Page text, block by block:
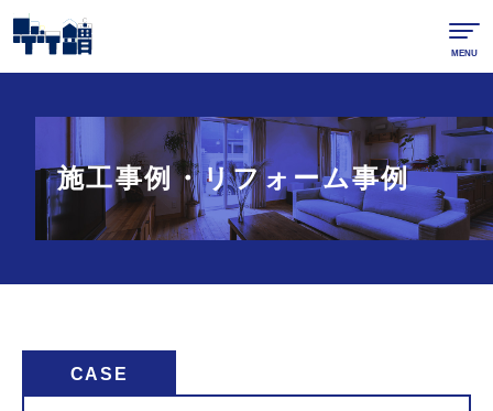
Skip to content
大阪市生野区の不動産売買・空家再生なら竹靖ハウジング
MENU
施工事例・リフォーム事例
CASE